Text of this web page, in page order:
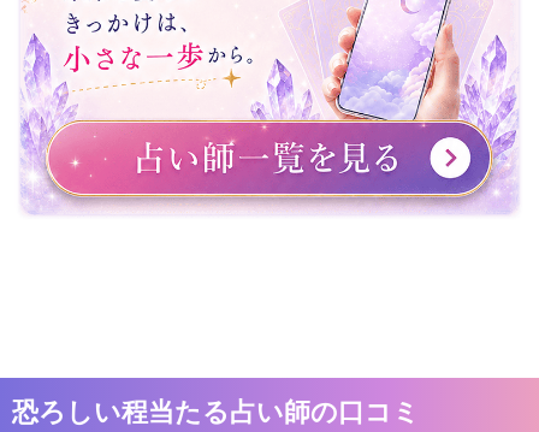
恐ろしい程当たる占い師の口コミ